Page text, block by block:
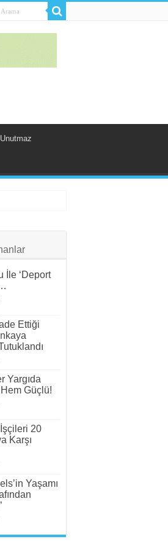
İle ‘Deport
Ettiği
Yargıda
Güçlü!
20
Karşı
Yaşamı